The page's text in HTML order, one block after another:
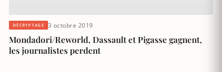
DÉCRYPTAGE 3 octobre 2019
Mondadori/Reworld, Dassault et Pigasse gagnent,
les journalistes perdent